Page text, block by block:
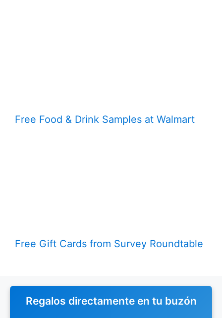
Free Food & Drink Samples at Walmart
Free Gift Cards from Survey Roundtable
Regalos directamente en tu buzón